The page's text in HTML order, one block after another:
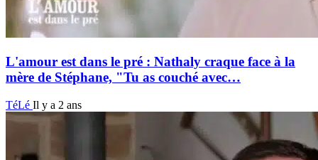
L'amour est dans le pré : Nathaly craque face à la
mère de Stéphane, "Tu as couché avec…
TéLé Il y a 2 ans